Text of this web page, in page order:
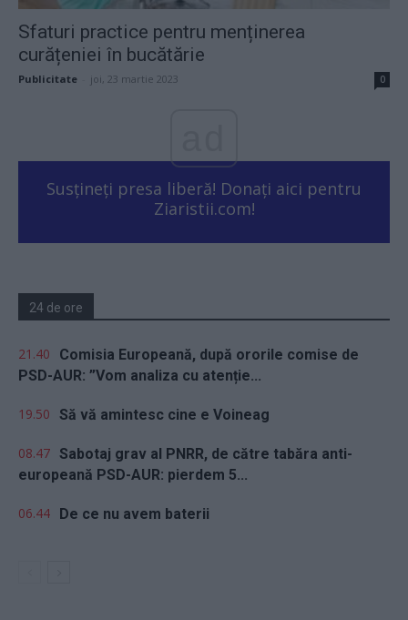
Sfaturi practice pentru menținerea
curățeniei în bucătărie
Publicitate joi, 23 martie 2023 0
Susțineți presa liberă! Donați aici pentru
Ziaristii.com!
24 de ore
21.40
Comisia Europeană, după ororile comise de
PSD-AUR: ”Vom analiza cu atenție...
19.50 Să vă amintesc cine e Voineag
08.47 Sabotaj grav al PNRR, de către tabăra anti-
europeană PSD-AUR: pierdem 5...
06.44 De ce nu avem baterii